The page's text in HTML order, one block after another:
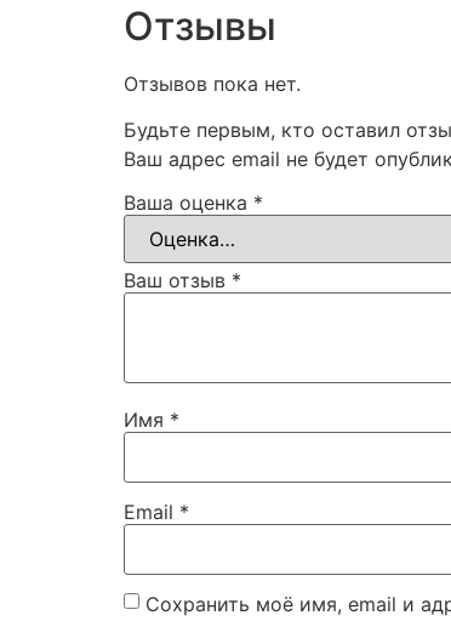
Отзывы
Отзывов пока нет.
Будьте первым, кто оставил
Ваш адрес email не будет
Ваша оценка *
Ваш отзыв *
Имя *
Email *
Сохранить моё имя, email и